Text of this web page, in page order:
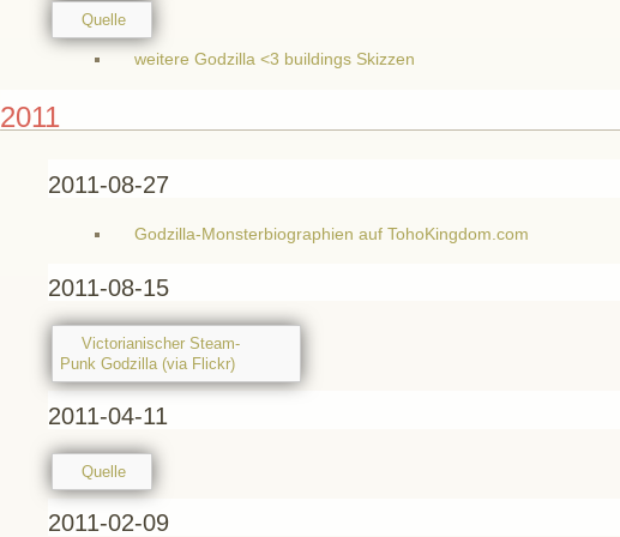
Quelle
weitere Godzilla <3 buildings Skizzen
2011
2011-08-27
Godzilla-Monsterbiographien auf TohoKingdom.com
2011-08-15
Victorianischer Steam-
Punk Godzilla (via Flickr)
2011-04-11
Quelle
2011-02-09